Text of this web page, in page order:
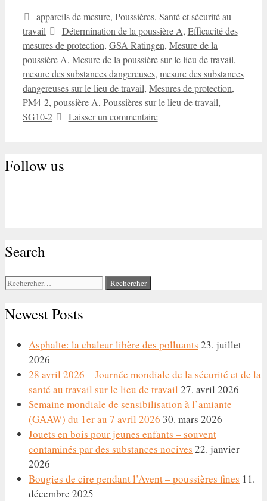
Catégories
appareils de mesure, Poussières, Santé et sécurité au
travail
Étiquettes
Détermination de la poussière A, Efficacité des
mesures de protection, GSA Ratingen, Mesure de la
poussière A, Mesure de la poussière sur le lieu de travail,
mesure des substances dangereuses, mesure des substances
dangereuses sur le lieu de travail, Mesures de protection,
PM4-2, poussière A, Poussières sur le lieu de travail,
SG10-2
Laisser un commentaire
Follow us
Search
Rechercher :
Newest Posts
Asphalte: la chaleur libère des polluants 23. juillet
2026
28 avril 2026 – Journée mondiale de la sécurité et de la
santé au travail sur le lieu de travail 27. avril 2026
Semaine mondiale de sensibilisation à l’amiante
(GAAW) du 1er au 7 avril 2026 30. mars 2026
Jouets en bois pour jeunes enfants – souvent
contaminés par des substances nocives 22. janvier
2026
Bougies de cire pendant l’Avent – poussières fines 11.
décembre 2025